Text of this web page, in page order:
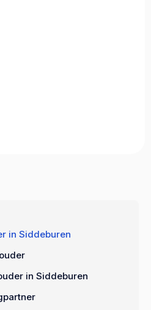
in Siddeburen
in Siddeburen